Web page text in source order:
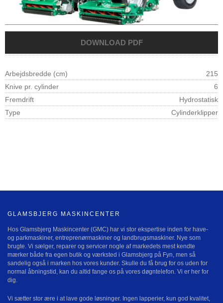
Arbejdsbredde (cm)
215
Knive pr. cylinder
6
Fremdrift
Hydrostatisk
Type
Cylinderklipper
GLAMSBJERG MASKINCENTER
Hos Glamsbjerg Maskincenter (GMC) har vi stor ekspertise inden for have-
og parkmaskiner, entreprenørmaskiner og landbrugsmaskiner. Nye som
brugte. Vi sælger, reparer og servicer nogle af markedets mest kendte
mærker både fra egen butik og værksted i Glamsbjerg på Fyn, men så
sandelig også i marken hos vores kunder. Skulle du få brug for os uden for
normal åbningstid, kan du altid fange os på vores døgntelefon. Vi er her for
dig.
Vi sætter stor ære i at lave gode løsninger. Ingen lapperier, kun god kvalitet,